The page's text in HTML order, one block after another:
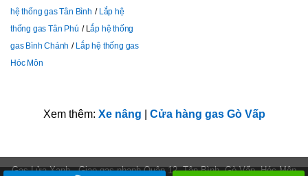
hệ thống gas Tân Bình
Lắp hệ
thống gas Tân Phú
Lắp hệ thống
gas Bình Chánh
Lắp hệ thống gas
Hóc Môn
Xem thêm: Xe nâng Cửa hàng gas Gò Vấp
Gas Lửa Xanh - Giao gas nhanh Quận 12, Tân Bình, Gò Vấp, Hóc Môn